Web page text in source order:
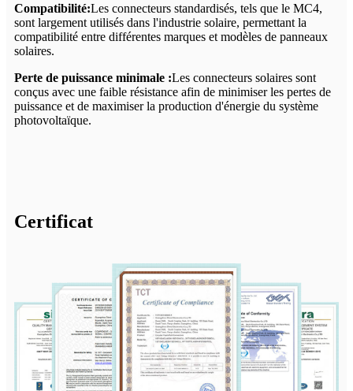
Compatibilité:Les connecteurs standardisés, tels que le MC4,
sont largement utilisés dans l'industrie solaire, permettant la
compatibilité entre différentes marques et modèles de panneaux
solaires.
Perte de puissance minimale :Les connecteurs solaires sont
conçus avec une faible résistance afin de minimiser les pertes de
puissance et de maximiser la production d'énergie du système
photovoltaïque.
Certificat